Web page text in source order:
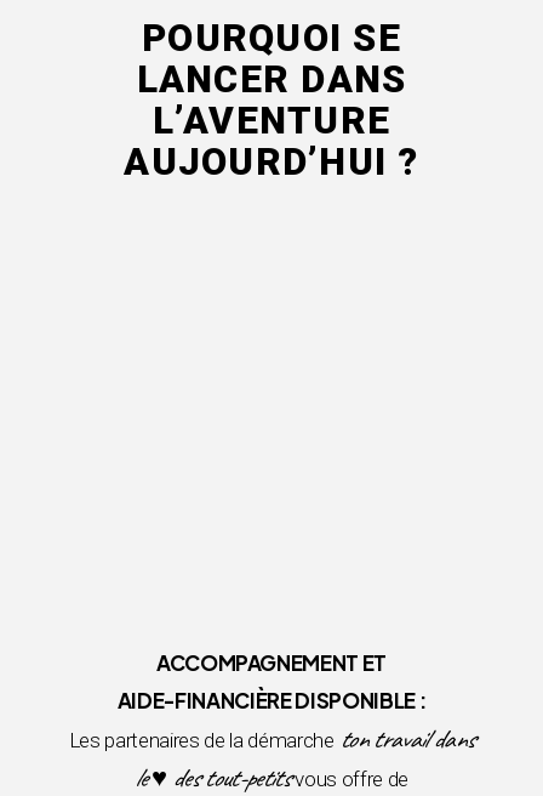
POURQUOI SE
LANCER DANS
L’AVENTURE
AUJOURD’HUI ?
ACCOMPAGNEMENT ET
AIDE-FINANCIÈRE DISPONIBLE :
Les partenaires de la démarche ton travail dans
le ♥ des tout-petitsvous offre de